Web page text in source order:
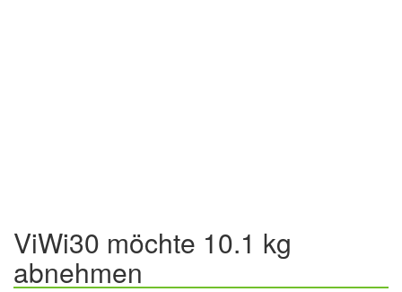
ViWi30 möchte 10.1 kg
abnehmen